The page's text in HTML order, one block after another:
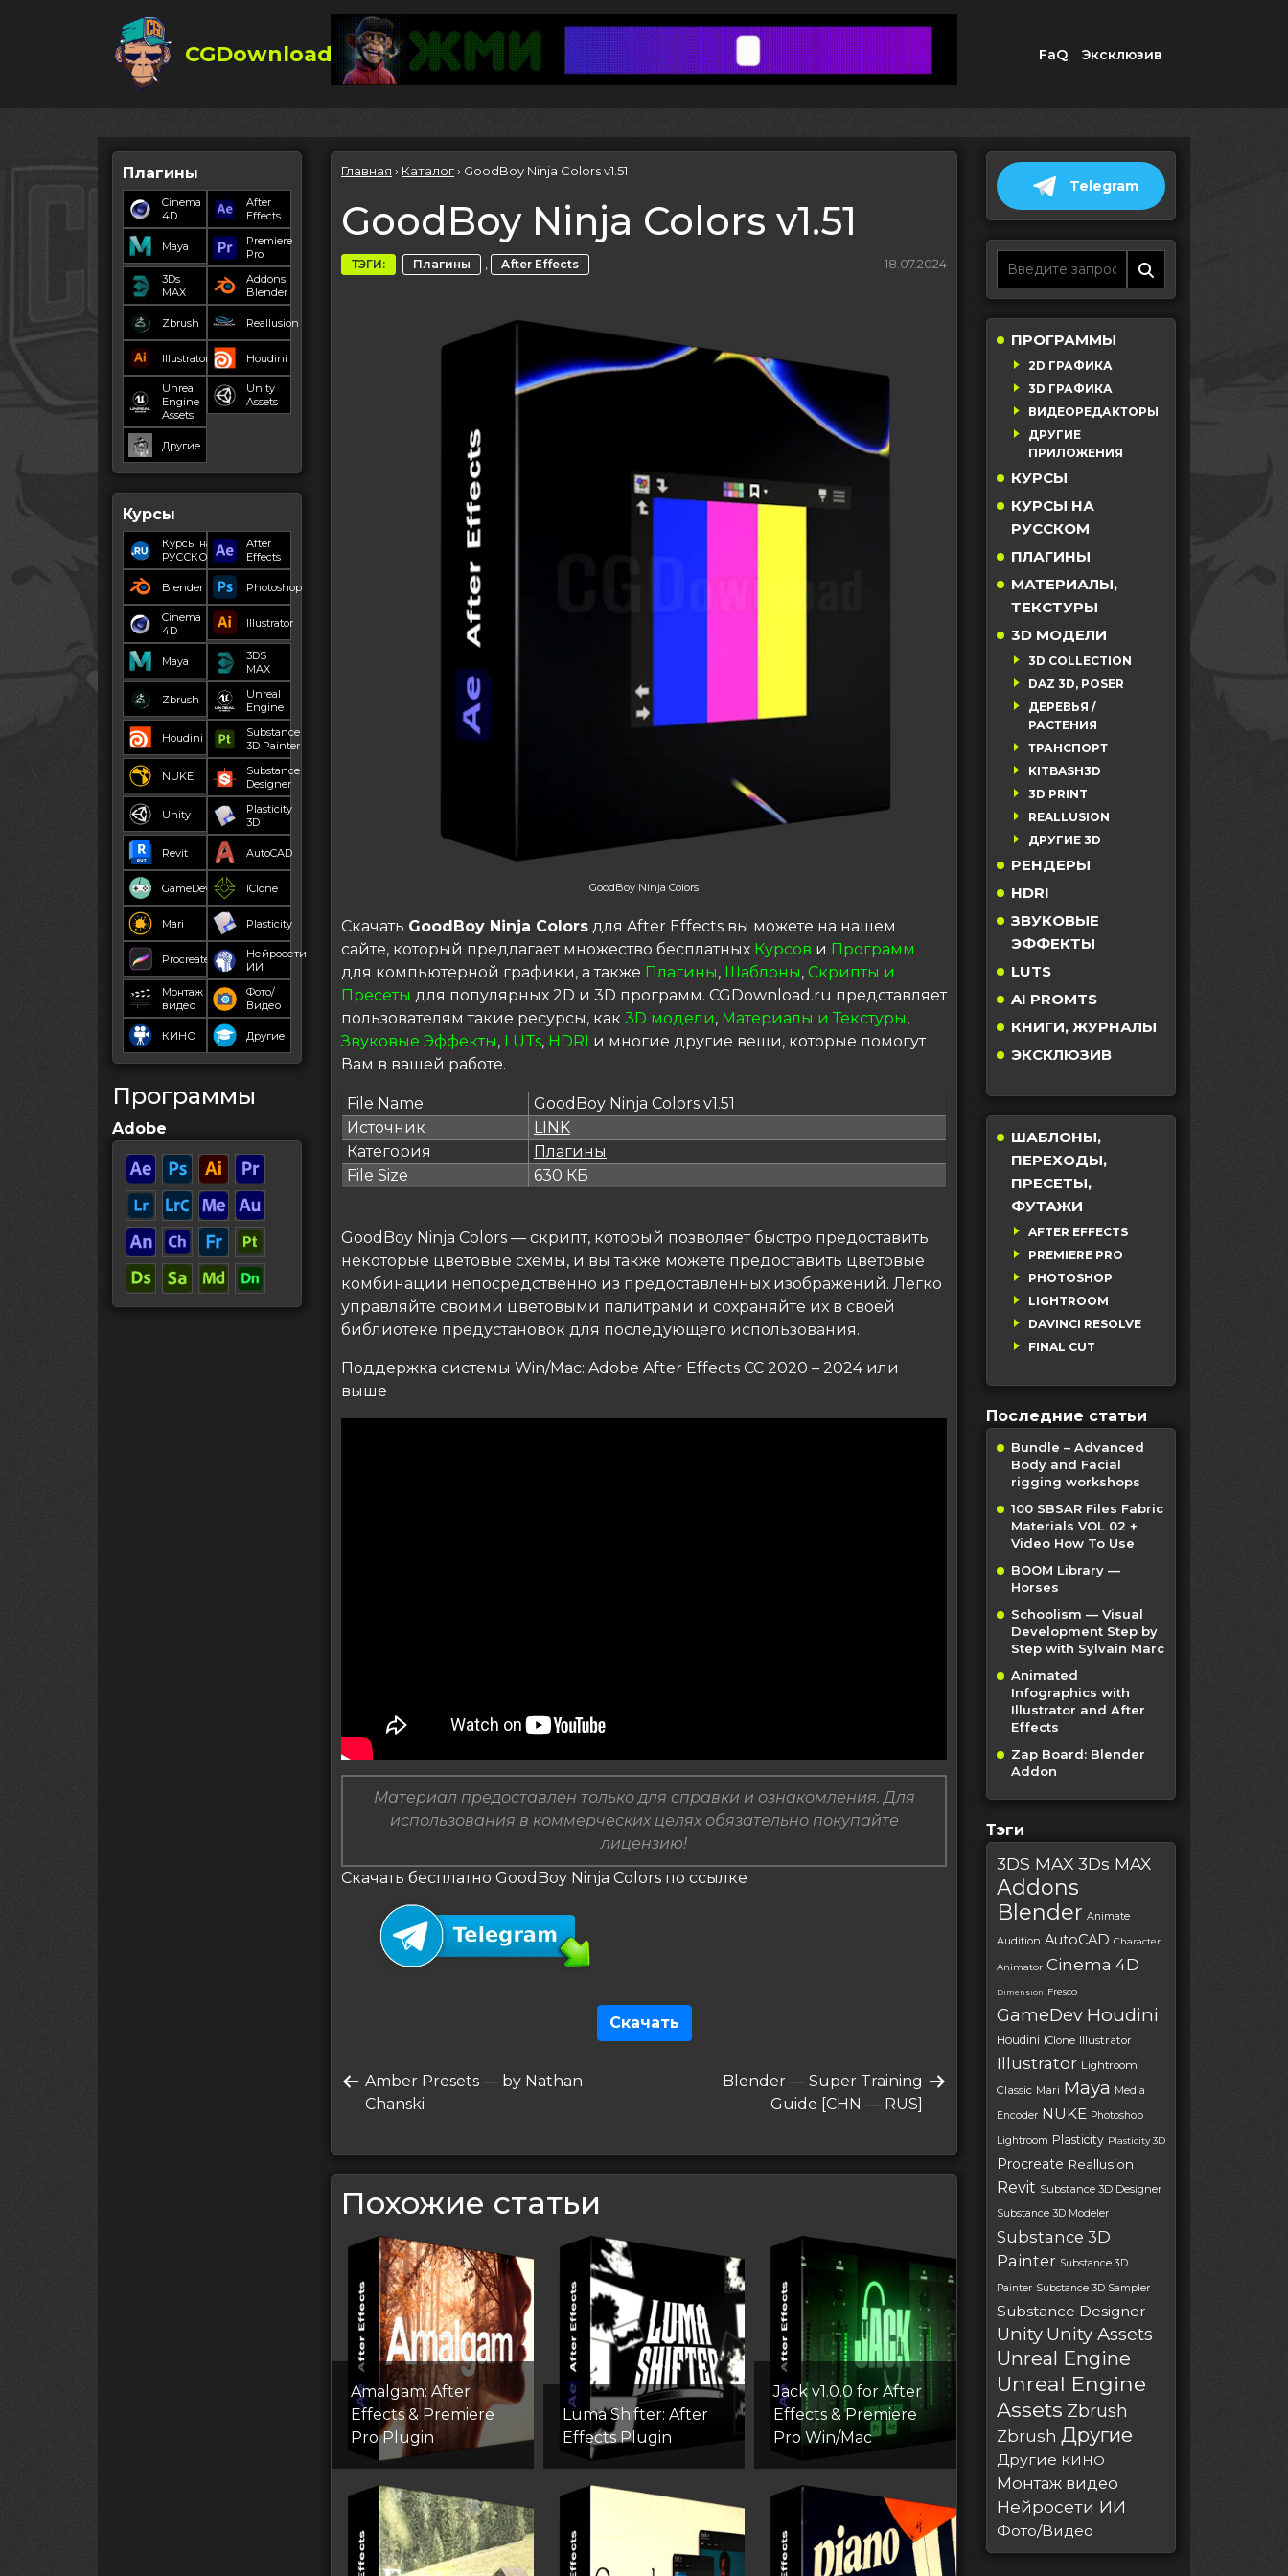
CGDownload FaQ Эксклюзив
Плагины
Cinema
4D
After
Effects
Maya
Premiere
Pro
3Ds
MAX
Addons
Blender
Zbrush Reallusion
Illustrator Houdini
Unreal
Engine
Assets
Unity
Assets
Другие
Курсы
Курсы на
РУССКОМ
After
Effects
Blender Photoshop
Cinema
4D
Illustrator
Maya
3DS
MAX
Zbrush
Unreal
Engine
Houdini
Substance
3D Painter
NUKE
Substance
Designer
Unity
Plasticity
3D
Revit AutoCAD
GameDev IClone
Mari Plasticity
Procreate
Нейросети
ИИ
Монтаж
видео
Фото/
Видео
КИНО Другие
Программы
Adobe
Главная › Каталог› GoodBoy Ninja Colors v1.51
GoodBoy Ninja Colors v1.51
ТЭГИ: Плагины , After Effects 18.07.2024
GoodBoy Ninja Colors
Скачать GoodBoy Ninja Colors для After Effects вы можете на нашем
сайте, который предлагает множество бесплатных Курсов и Программ
для компьютерной графики, а также Плагины, Шаблоны, Скрипты и
Пресеты для популярных 2D и 3D программ. CGDownload.ru представляет
пользователям такие ресурсы, как 3D модели, Материалы и Текстуры,
Звуковые Эффекты, LUTs, HDRI и многие другие вещи, которые помогут
Вам в вашей работе.
File Name
GoodBoy Ninja Colors v1.51
Источник
LINK
Категория
Плагины
File Size
630 КБ
GoodBoy Ninja Colors — скрипт, который позволяет быстро предоставить
некоторые цветовые схемы, и вы также можете предоставить цветовые
комбинации непосредственно из предоставленных изображений. Легко
управляйте своими цветовыми палитрами и сохраняйте их в своей
библиотеке предустановок для последующего использования.
Поддержка системы Win/Mac: Adobe After Effects CC 2020 – 2024 или
выше
Материал предоставлен только для справки и ознакомления. Для
использования в коммерческих целях обязательно покупайте
лицензию!
Скачать бесплатно GoodBoy Ninja Colors по ссылке
Скачать
поПредыдущая
запись
Amber Presets — by Nathan
Chanski
Следующая
запись
Blender — Super Training
Guide [CHN — RUS]
Похожие статьи
Amalgam: After
Effects & Premiere
Pro Plugin
Luma Shifter: After
Effects Plugin
Jack v1.0.0 for After
Effects & Premiere
Pro Win/Mac
Telegram
ПРОГРАММЫ
2D ГРАФИКА
3D ГРАФИКА
ВИДЕОРЕДАКТОРЫ
ДРУГИЕ
ПРИЛОЖЕНИЯ
КУРСЫ
КУРСЫ НА
РУССКОМ
ПЛАГИНЫ
МАТЕРИАЛЫ,
ТЕКСТУРЫ
3D МОДЕЛИ
3D COLLECTION
DAZ 3D, POSER
ДЕРЕВЬЯ /
РАСТЕНИЯ
ТРАНСПОРТ
KITBASH3D
3D PRINT
REALLUSION
ДРУГИЕ 3D
РЕНДЕРЫ
HDRI
ЗВУКОВЫЕ
ЭФФЕКТЫ
LUTS
AI PROMTS
КНИГИ, ЖУРНАЛЫ
ЭКСКЛЮЗИВ
ШАБЛОНЫ,
ПЕРЕХОДЫ,
ПРЕСЕТЫ,
ФУТАЖИ
AFTER EFFECTS
PREMIERE PRO
PHOTOSHOP
LIGHTROOM
DAVINCI RESOLVE
FINAL CUT
Последние статьи
Bundle – Advanced
Body and Facial
rigging workshops
100 SBSAR Files Fabric
Materials VOL 02 +
Video How To Use
BOOM Library —
Horses
Schoolism — Visual
Development Step by
Step with Sylvain Marc
Animated
Infographics with
Illustrator and After
Effects
Zap Board: Blender
Addon
Тэги
3DS MAX 3Ds MAX
Addons
Blender Animate
Audition AutoCAD Character
Animator Cinema 4D
Dimension Fresco
GameDev Houdini
Houdini IClone Illustrator
Illustrator Lightroom
Classic Mari Maya
Media
Encoder NUKE Photoshop
Lightroom Plasticity Plasticity 3D
Procreate Reallusion
Revit Substance 3D Designer
Substance 3D Modeler
Substance 3D
Painter Substance 3D
Painter Substance 3D Sampler
Substance Designer
Unity Unity Assets
Unreal Engine
Unreal Engine
Assets Zbrush
Zbrush Другие
Другие КИНО
Монтаж видео
Нейросети ИИ
Фото/Видео